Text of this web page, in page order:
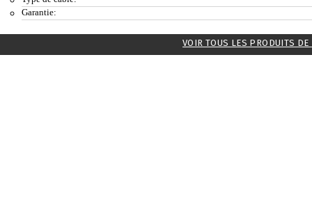
Garantie:
VOIR TOUS LES PRODUITS